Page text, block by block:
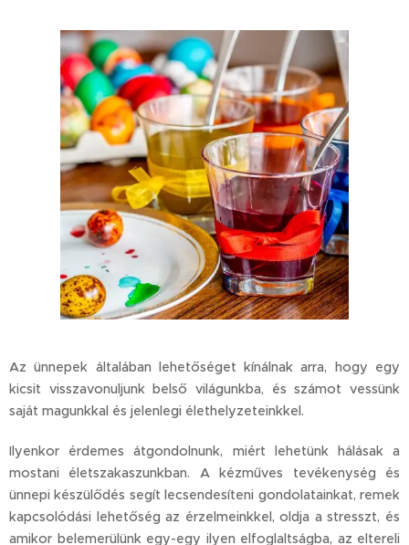
Az ünnepek általában lehetőséget kínálnak arra, hogy egy
kicsit visszavonuljunk belső világunkba, és számot vessünk
saját magunkkal és jelenlegi élethelyzeteinkkel.
Ilyenkor érdemes átgondolnunk, miért lehetünk hálásak a
mostani életszakaszunkban. A kézműves tevékenység és
ünnepi készülődés segít lecsendesíteni gondolatainkat, remek
kapcsolódási lehetőség az érzelmeinkkel, oldja a stresszt, és
amikor belemerülünk egy-egy ilyen elfoglaltságba, az eltereli